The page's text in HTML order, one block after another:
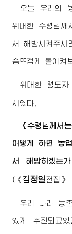
오늘 우리의
위대한 수령님께
서 해방시켜주
슴뜨겁게 돌이켜
위대한 령도자
시였다.
《수령님께서
어떻게 하면 농
서 해방하겠는
( 《 김정일 전집》
우리 나라 농
있게 추진되고